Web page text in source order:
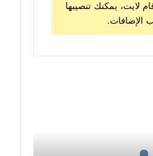
لايت، يمكنك تنصيبها
الإضافات.